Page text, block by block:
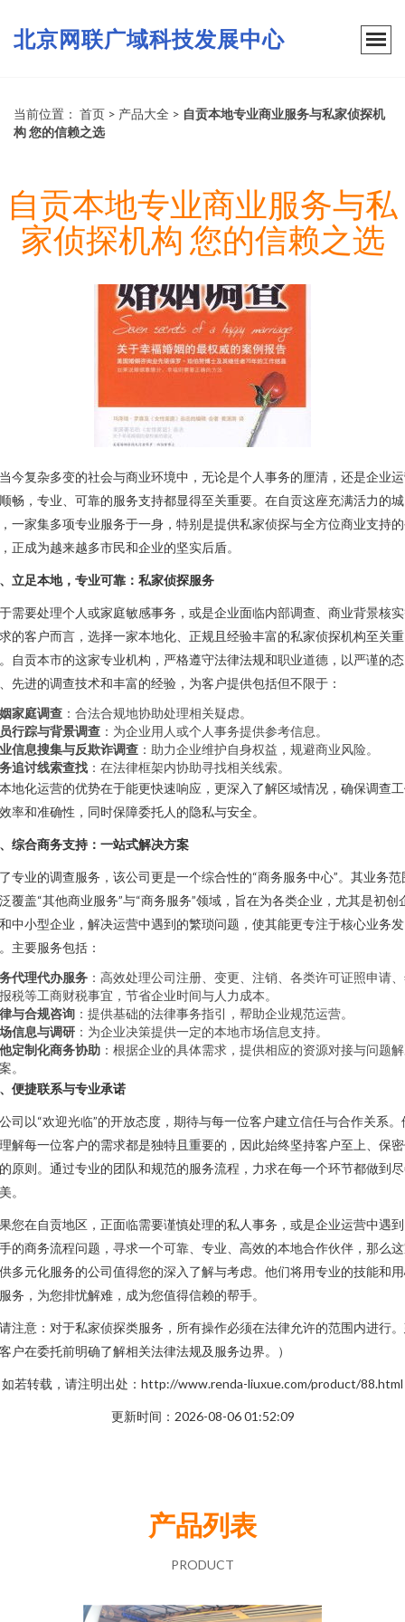
北京网联广域科技发展中心
当前位置： 首页 > 产品大全 > 自贡本地专业商业服务与私家侦探机
构 您的信赖之选
自贡本地专业商业服务与私
家侦探机构 您的信赖之选
今复杂多变的社会与商业环境中，无论是个人事务的厘清，还是企业
畅，专业、可靠的服务支持都显得至关重要。在自贡这座充满活力的城
一家集多项专业服务于一身，特别是提供私家侦探与全方位商业支持
正成为越来越多市民和企业的坚实后盾。
立足本地，专业可靠：私家侦探服务
需要处理个人或家庭敏感事务，或是企业面临内部调查、商业背景核
的客户而言，选择一家本地化、正规且经验丰富的私家侦探机构至关重
自贡本市的这家专业机构，严格遵守法律法规和职业道德，以严谨的态
先进的调查技术和丰富的经验，为客户提供包括但不限于：
家庭调查 ：合法合规地协助处理相关疑虑。
行踪与背景调查 ：为企业用人或个人事务提供参考信息。
信息搜集与反欺诈调查 ：助力企业维护自身权益，规避商业风险。
追讨线索查找 ：在法律框架内协助寻找相关线索。
地化运营的优势在于能更快速响应，更深入了解区域情况，确保调查
率和准确性，同时保障委托人的隐私与安全。
综合商务支持：一站式解决方案
专业的调查服务，该公司更是一个综合性的“商务服务中心”。其业务范
覆盖“其他商业服务”与“商务服务”领域，旨在为各类企业，尤其是初创
中小型企业，解决运营中遇到的繁琐问题，使其能更专注于核心业务发
主要服务包括：
代理代办服务 ：高效处理公司注册、变更、注销、各类许可证照申请
税等工商财税事宜，节省企业时间与人力成本。
与合规咨询 ：提供基础的法律事务指引，帮助企业规范运营。
信息与调研 ：为企业决策提供一定的本地市场信息支持。
定制化商务协助 ：根据企业的具体需求，提供相应的资源对接与问题
。
便捷联系与专业承诺
司以“欢迎光临”的开放态度，期待与每一位客户建立信任与合作关系。
解每一位客户的需求都是独特且重要的，因此始终坚持客户至上、保
原则。通过专业的团队和规范的服务流程，力求在每一个环节都做到
。
您在自贡地区，正面临需要谨慎处理的私人事务，或是企业运营中遇
的商务流程问题，寻求一个可靠、专业、高效的本地合作伙伴，那么
多元化服务的公司值得您的深入了解与考虑。他们将用专业的技能和
务，为您排忧解难，成为您值得信赖的帮手。
注意：对于私家侦探类服务，所有操作必须在法律允许的范围内进行
户在委托前明确了解相关法律法规及服务边界。）
如若转载，请注明出处：http://www.renda-liuxue.com/product/88.html
更新时间：2026-08-06 01:52:09
产品列表
PRODUCT